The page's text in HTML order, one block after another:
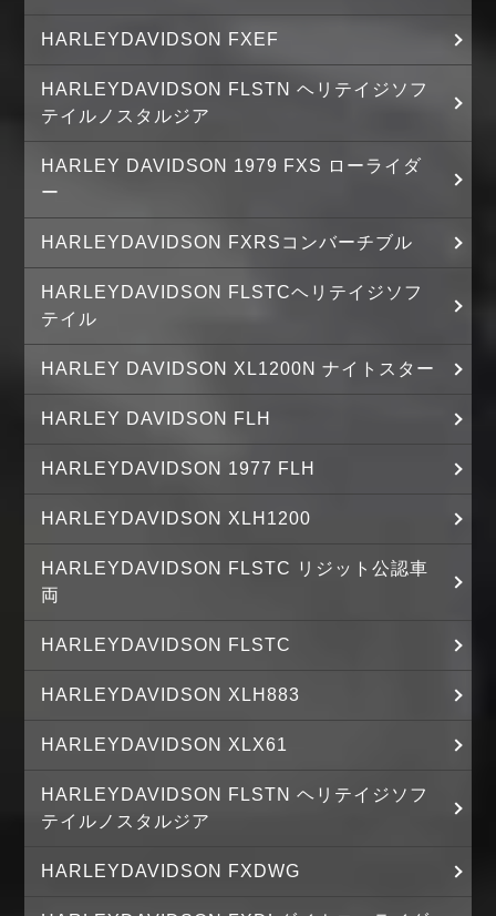
HARLEYDAVIDSON FXEF
HARLEYDAVIDSON FLSTN ヘリテイジソフ
テイルノスタルジア
HARLEY DAVIDSON 1979 FXS ローライダ
ー
HARLEYDAVIDSON FXRSコンバーチブル
HARLEYDAVIDSON FLSTCヘリテイジソフ
テイル
HARLEY DAVIDSON XL1200N ナイトスター
HARLEY DAVIDSON FLH
HARLEYDAVIDSON 1977 FLH
HARLEYDAVIDSON XLH1200
HARLEYDAVIDSON FLSTC リジット公認車
両
HARLEYDAVIDSON FLSTC
HARLEYDAVIDSON XLH883
HARLEYDAVIDSON XLX61
HARLEYDAVIDSON FLSTN ヘリテイジソフ
テイルノスタルジア
HARLEYDAVIDSON FXDWG